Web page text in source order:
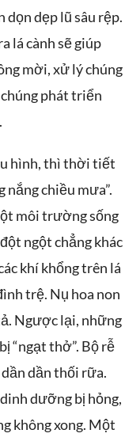
dọn dẹp lũ sâu rệp.
lá cành sẽ giúp
mời, xử lý chúng
phát triển
hình, thì thời tiết
nắng chiều mưa”.
môi trường sống
ngột chẳng khác
khí khổng trên lá
trệ. Nụ hoa non
Ngược lại, những
“ngạt thở”. Bộ rễ
dần thối rữa.
dưỡng bị hỏng,
không xong. Một